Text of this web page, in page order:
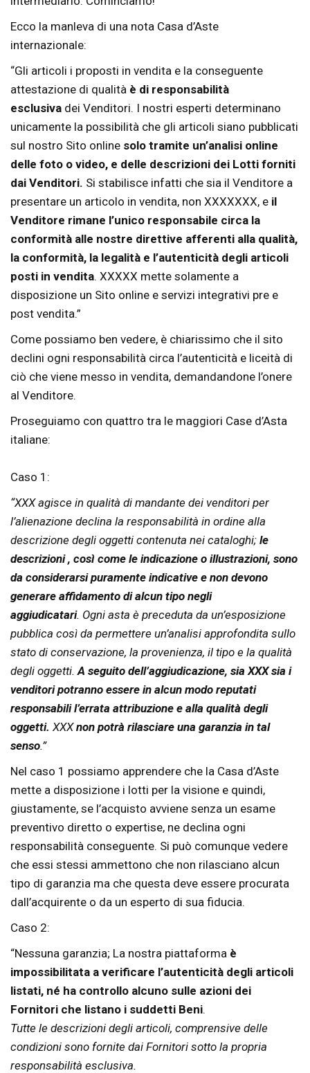
Ecco la manleva di una nota Casa d’Aste
internazionale:
“Gli articoli i proposti in vendita e la conseguente
attestazione di qualità è di responsabilità
esclusiva dei Venditori. I nostri esperti determinano
unicamente la possibilità che gli articoli siano pubblicati
sul nostro Sito online solo tramite un’analisi online
delle foto o video, e delle descrizioni dei Lotti forniti
dai Venditori. Si stabilisce infatti che sia il Venditore a
presentare un articolo in vendita, non XXXXXXX, e il
Venditore rimane l’unico responsabile circa la
conformità alle nostre direttive afferenti alla qualità,
la conformità, la legalità e l’autenticità degli articoli
posti in vendita. XXXXX mette solamente a
disposizione un Sito online e servizi integrativi pre e
post vendita.”
Come possiamo ben vedere, è chiarissimo che il sito
declini ogni responsabilità circa l’autenticità e liceità di
ciò che viene messo in vendita, demandandone l’onere
al Venditore.
Proseguiamo con quattro tra le maggiori Case d’Asta
italiane:
Caso 1:
“XXX agisce in qualità di mandante dei venditori per
l’alienazione declina la responsabilità in ordine alla
descrizione degli oggetti contenuta nei cataloghi; le
descrizioni , così come le indicazione o illustrazioni, sono
da considerarsi puramente indicative e non devono
generare affidamento di alcun tipo negli
aggiudicatari. Ogni asta è preceduta da un’esposizione
pubblica così da permettere un’analisi approfondita sullo
stato di conservazione, la provenienza, il tipo e la qualità
degli oggetti. A seguito dell’aggiudicazione, sia XXX sia i
venditori potranno essere in alcun modo reputati
responsabili l’errata attribuzione e alla qualità degli
oggetti. XXXnon potrà rilasciare una garanzia in tal
senso.”
Nel caso 1 possiamo apprendere che la Casa d’Aste
mette a disposizione i lotti per la visione e quindi,
giustamente, se l’acquisto avviene senza un esame
preventivo diretto o expertise, ne declina ogni
responsabilità conseguente. Si può comunque vedere
che essi stessi ammettono che non rilasciano alcun
tipo di garanzia ma che questa deve essere procurata
dall’acquirente o da un esperto di sua fiducia.
Caso 2:
“Nessuna garanzia; La nostra piattaforma è
impossibilitata a verificare l’autenticità degli articoli
listati, né ha controllo alcuno sulle azioni dei
Fornitori che listano i suddetti Beni.
Tutte le descrizioni degli articoli, comprensive delle
condizioni sono fornite dai Fornitori sotto la propria
responsabilità esclusiva.